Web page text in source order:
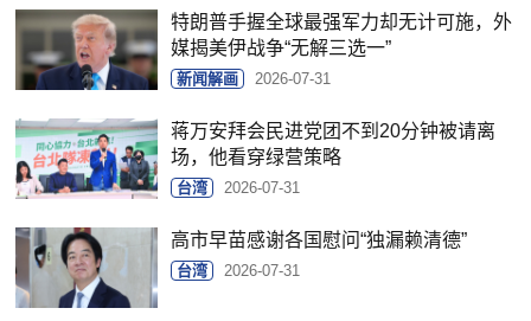
特朗普手握全球最强军力却无计可施，外
媒揭美伊战争“无解三选一”
新闻解画 2026-07-31
蒋万安拜会民进党团不到20分钟被请离
场，他看穿绿营策略
台湾 2026-07-31
高市早苗感谢各国慰问“独漏赖清德”
台湾 2026-07-31